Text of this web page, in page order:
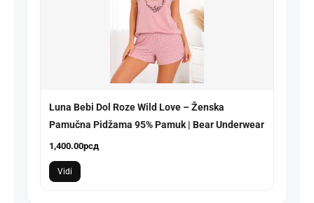
Luna Bebi Dol Roze Wild Love – Ženska
Pamučna Pidžama 95% Pamuk | Bear Underwear
1,400.00рсд
Vidi